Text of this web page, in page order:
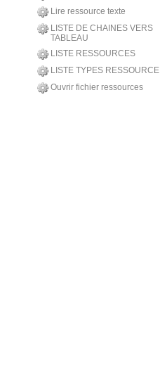
Lire ressource texte
LISTE DE CHAINES VERS
TABLEAU
LISTE RESSOURCES
LISTE TYPES RESSOURCE
Ouvrir fichier ressources